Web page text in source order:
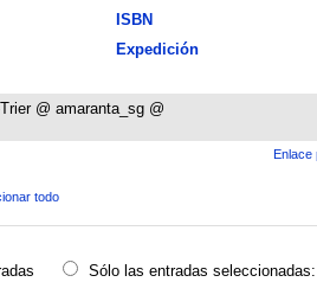
ISBN
Expedición
@ amaranta_sg @
Enlace
todo
Sólo las entradas seleccionadas: